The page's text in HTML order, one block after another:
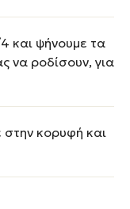
και ψήνουμε τα
να ροδίσουν, για
στην κορυφή και